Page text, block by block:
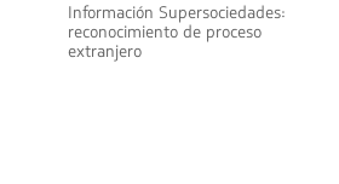
Información Supersociedades:
reconocimiento de proceso
extranjero